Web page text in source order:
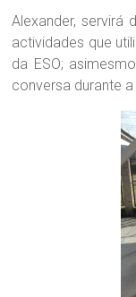
Alexander, servirá
actividades que
da ESO;
conversa durante